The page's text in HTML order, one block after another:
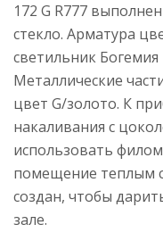
172 G R777
стекло. Арматура
светильник Богемия
Металлические
цвет G/золото. К
накаливания с
использовать
помещение теплым
создан, чтобы
зале.